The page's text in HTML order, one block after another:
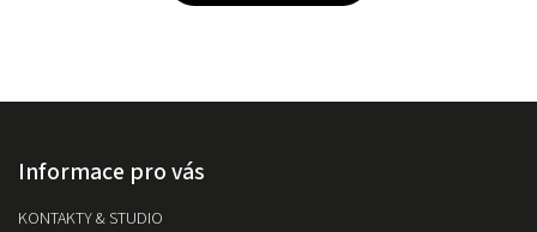
Informace pro vás
KONTAKTY & STUDIO